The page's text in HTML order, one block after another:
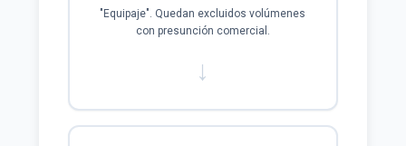
"Equipaje". Quedan excluidos volúmenes
con presunción comercial.
↓